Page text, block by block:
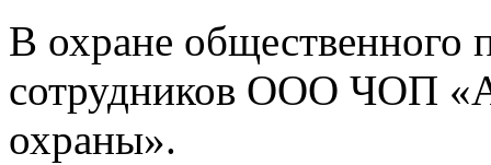
В охране общественного
сотрудников ООО ЧОП
охраны».